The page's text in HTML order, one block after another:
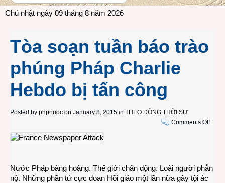
Chủ nhật ngày 09 tháng 8 năm 2026
Tòa soạn tuần báo trào
phúng Pháp Charlie
Hebdo bị tấn công
Posted by phphuoc on January 8, 2015 in THEO DÒNG THỜI SỰ
Comments Offon
trào
Nước Pháp bàng hoàng. Thế giới chấn động. Loài người phẫn
nộ. Những phần tử cực đoan Hồi giáo một lần nữa gây tội ác